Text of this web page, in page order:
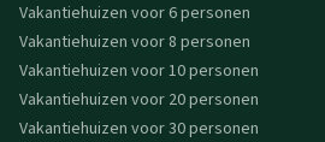
Vakantiehuizen voor 6 personen
Vakantiehuizen voor 8 personen
Vakantiehuizen voor 10 personen
Vakantiehuizen voor 20 personen
Vakantiehuizen voor 30 personen